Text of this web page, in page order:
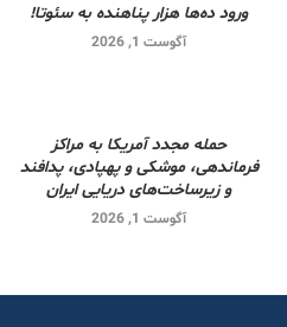
ورود ده‌ها هزار پناهنده به سئوتا!
آگوست 1, 2026
حمله مجدد آمریکا به مراکز
فرماندهی، موشکی و پهپادی، پدافند
و زیرساخت‌های دریایی ایران
آگوست 1, 2026